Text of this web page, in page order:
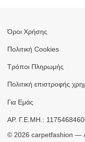
Όροι Χρήσης
Πολιτική Cookies
Τρόποι Πληρωμής
Πολιτική επιστροφής
Για Εμάς
ΑΡ. Γ.Ε.ΜΗ.:
© 2026 carpetfashion —